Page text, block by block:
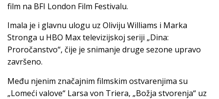
film na BFI London Film Festivalu.
Imala je i glavnu ulogu uz Oliviju Williams i Marka
Stronga u HBO Max televizijskoj seriji „Dina:
Proročanstvo“, čije je snimanje druge sezone upravo
završeno.
Među njenim značajnim filmskim ostvarenjima su
„Lomeći valove“ Larsa von Triera, „Božja stvorenja“ uz